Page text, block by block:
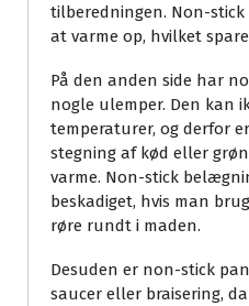
tilberedningen. Non-
at varme op, hvilket
På den anden side har
nogle ulemper. Den kan
temperaturer, og derfor
stegning af kød eller
varme. Non-stick
beskadiget, hvis man
røre rundt i maden.
Desuden er non-stick
saucer eller braisering,